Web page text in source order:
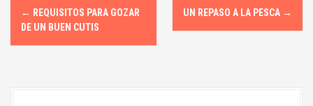
N← REQUISITOS PARA GOZAR
DE UN BUEN CUTIS
UN REPASO A LA PESCA →